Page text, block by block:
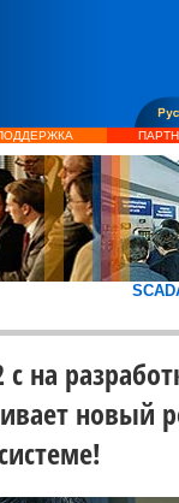
на
новый